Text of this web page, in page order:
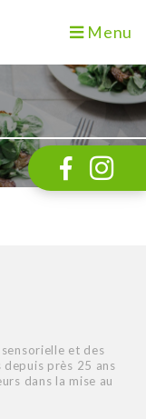
Menu
et des
près 25 ans
dans la mise au